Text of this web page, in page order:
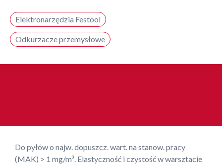
Elektronarzędzia Festool
Odkurzacze przemysłowe
Do pyłów o najw. dopuszcz. wart. na stanow. pracy
(MAK) > 1 mg/m³. Elastyczność i czystość w warsztacie